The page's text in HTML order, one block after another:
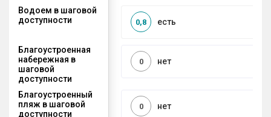
Водоем в шаговой
доступности
есть
0,8
Благоустроенная
набережная в
шаговой
доступности
нет
0
Благоустроенный
пляж в шаговой
доступности
нет
0